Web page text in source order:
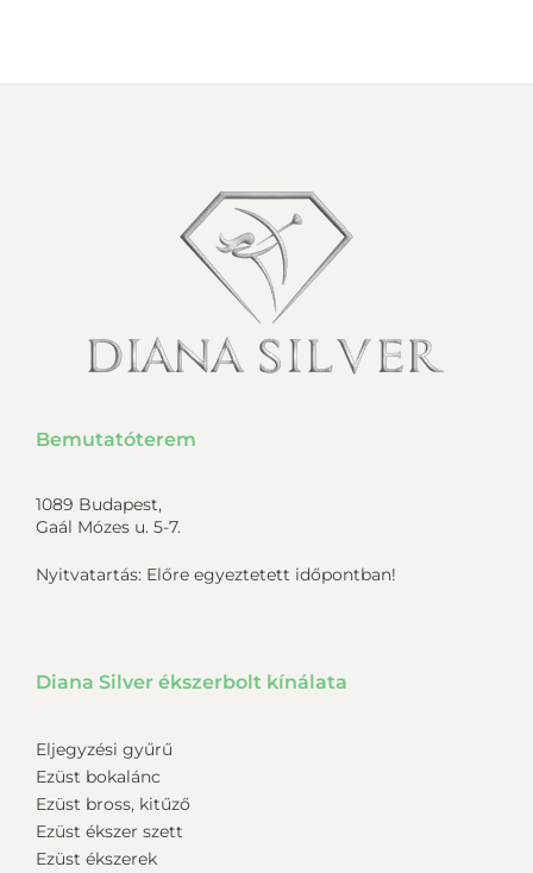
Bemutatóterem
1089 Budapest,
Gaál Mózes u. 5-7.
Nyitvatartás: Előre egyeztetett időpontban!
Diana Silver ékszerbolt kínálata
Eljegyzési gyűrű
Ezüst bokalánc
Ezüst bross, kitűző
Ezüst ékszer szett
Ezüst ékszerek